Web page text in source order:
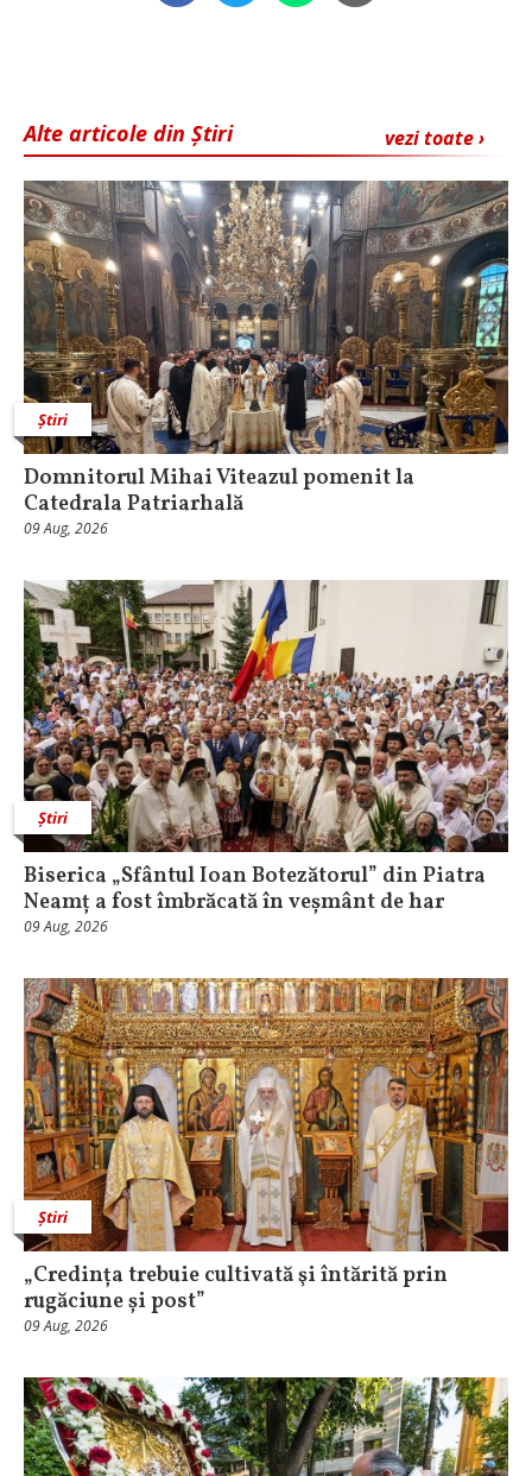
vezi toate ›
Alte articole din Știri
Știri
Domnitorul Mihai Viteazul pomenit la
Catedrala Patriarhală
09 Aug, 2026
Știri
Biserica „Sfântul Ioan Botezătorul” din Piatra
Neamț a fost îmbrăcată în veșmânt de har
09 Aug, 2026
Știri
„Credința trebuie cultivată şi întărită prin
rugăciune și post”
09 Aug, 2026